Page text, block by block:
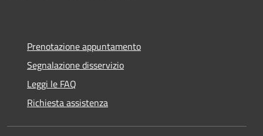
Prenotazione appuntamento
Segnalazione disservizio
Leggi le FAQ
Richiesta assistenza